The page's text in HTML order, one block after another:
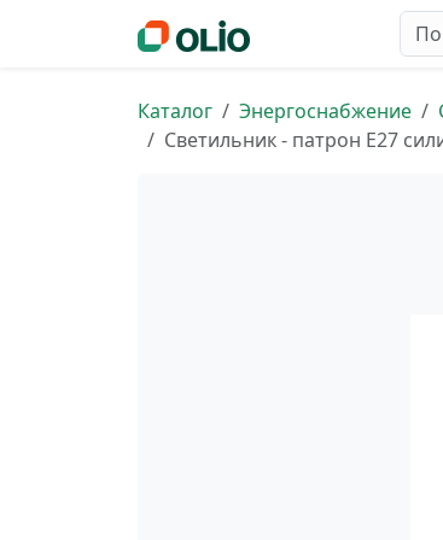
Каталог Энергоснабжение
Светильник - патрон Е27